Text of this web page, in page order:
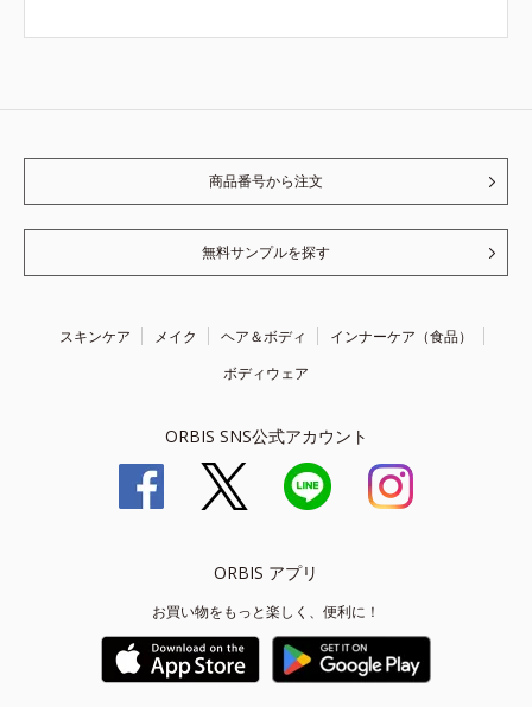
商品番号から注文
無料サンプルを探す
スキンケア メイク ヘア＆ボディ
インナーケア（食品）
ボディウェア
ORBIS SNS公式アカウント
ORBIS アプリ
お買い物をもっと楽しく、便利に！